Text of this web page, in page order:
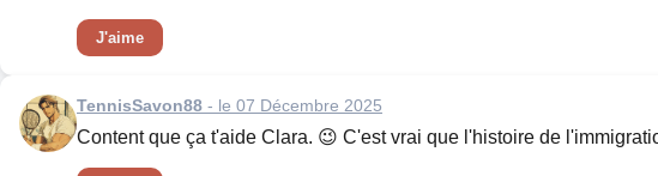
J'aime
TennisSavon88 - le 07 Décembre 2025
Content que ça t'aide Clara. 😉 C'est vrai que l'histoire de